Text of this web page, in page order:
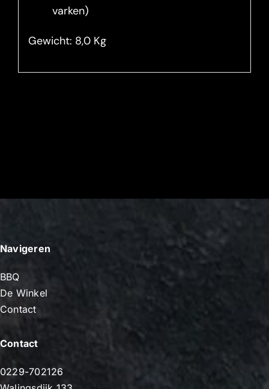
varken)
Gewicht: 8,0 Kg
Navigeren
BBQ
De Winkel
Contact
Contact
0229-702126